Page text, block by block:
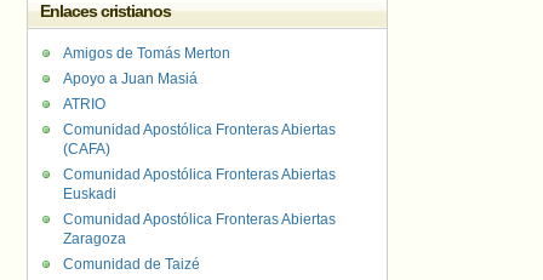
Enlaces cristianos
Amigos de Tomás Merton
Apoyo a Juan Masiá
ATRIO
Comunidad Apostólica Fronteras Abiertas
(CAFA)
Comunidad Apostólica Fronteras Abiertas
Euskadi
Comunidad Apostólica Fronteras Abiertas
Zaragoza
Comunidad de Taizé